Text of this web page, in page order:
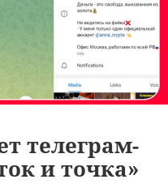
телеграм-
и точка»